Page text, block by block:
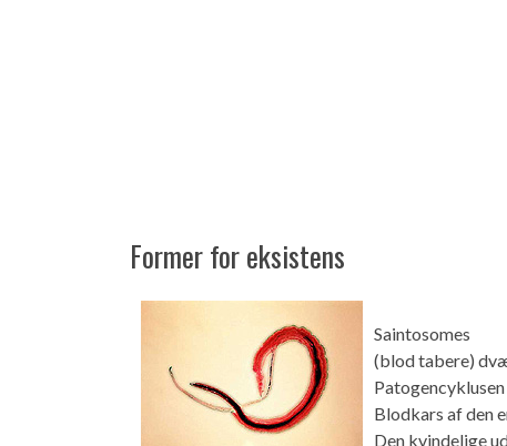
Former for eksistens
Saintosomes
(blod tabere)
Blodkars af den
Den kvindelige